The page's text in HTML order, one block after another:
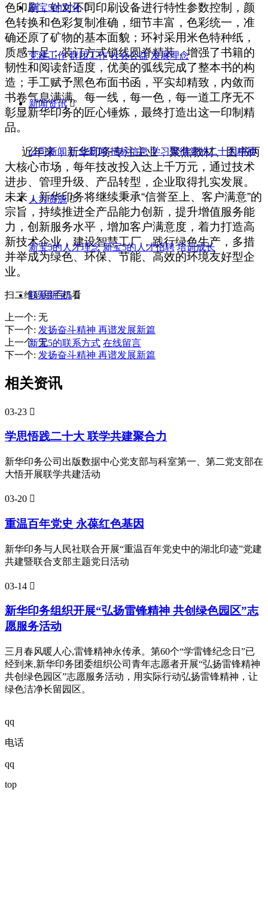
新宝5的文化 
党建工作 群团工作 社会公益 发展理念
新闻资讯 
公司新闻 行业新闻 招标信息 学习贯彻党的二十大精神
人力资源 
新宝5的人才理念 新宝5的人才招聘 培训成长
联系新宝5 
新宝5的联系方式 在线留言
色印刷，针对不同印刷设备进行特性参数控制，颜
色转换和色彩复制准确，细节丰富，色彩统一，准
确还原了矿物的基本面貌；环衬采用米色特种纸，
质感十足；装订方式锁线圆脊精装，增强了书籍的
韧性和阅读舒适度，优美的弧线完成了整本书的构
造；手工赋予黑色布面书函，平实却精致，内敛而
书卷气息满满。每一线，每一色，每一道工序无不
彰显新华印务的匠心锤炼，最终打造出这一印制精
品。
近年来，新华印务专注主业，聚焦教材、图书两
大核心市场，每年技改投入达上千万元，通过技术
进步、管理升级、产品转型，企业取得扎实发展。
未来，新华印务将继续秉承“信誉至上、客户满意”的
宗旨，持续推进全产品能力创新，提升增值服务能
力，创新服务水平，增加客户满意度，着力打造高
新技术企业，建设智慧工厂，践行绿色生产，多措
并举成为绿色、环保、节能、高效的环境友好型企
业。
扫二维码用手机看
上一个: 无
下一个: 发扬奋斗精神 再谱发展新篇
上一个: 无
下一个: 发扬奋斗精神 再谱发展新篇
相关资讯
03-23 
学思悟践二十大 联学共建聚合力
新华印务公司出版数据中心党支部与科室第一、第二党支部在
大悟开展联学共建活动
03-20 
重温百年党史 永葆红色基因
新华印务与人民社联合开展“重温百年党史中的湖北印迹”党建
共建暨联合支部主题党日活动
03-14 
新华印务组织开展“弘扬雷锋精神 共创绿色园区”志
愿服务活动
三月春风暖人心,雷锋精神永传承。第60个“学雷锋纪念日”已
经到来,新华印务团委组织公司青年志愿者开展“弘扬雷锋精神
共创绿色园区”志愿服务活动，用实际行动弘扬雷锋精神，让
绿色洁净长留园区。
qq
电话
qq
top